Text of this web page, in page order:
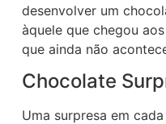
desenvolver um
àquele que chegou
que ainda não
Chocolate
Uma surpresa em